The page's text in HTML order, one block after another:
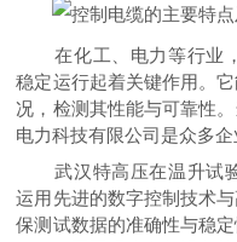
在化工、电力等行业
稳定运行起着关键作用。
况，检测其性能与可靠性
电力科技有限公司是众多企
武汉特高压在温升试
运用先进的数字控制技术
保测试数据的准确性与稳